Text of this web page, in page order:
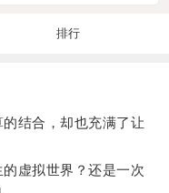
排行
结合，却也充满了让
虚拟世界？还是一次